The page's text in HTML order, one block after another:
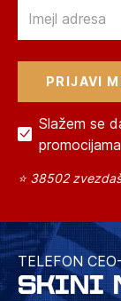
Slažem se
promocijama
⭐ 38502
TELEFON
SKINI